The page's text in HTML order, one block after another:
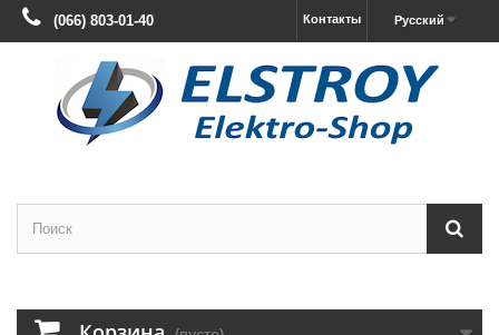
Русский
Контакты
(066) 803-01-40